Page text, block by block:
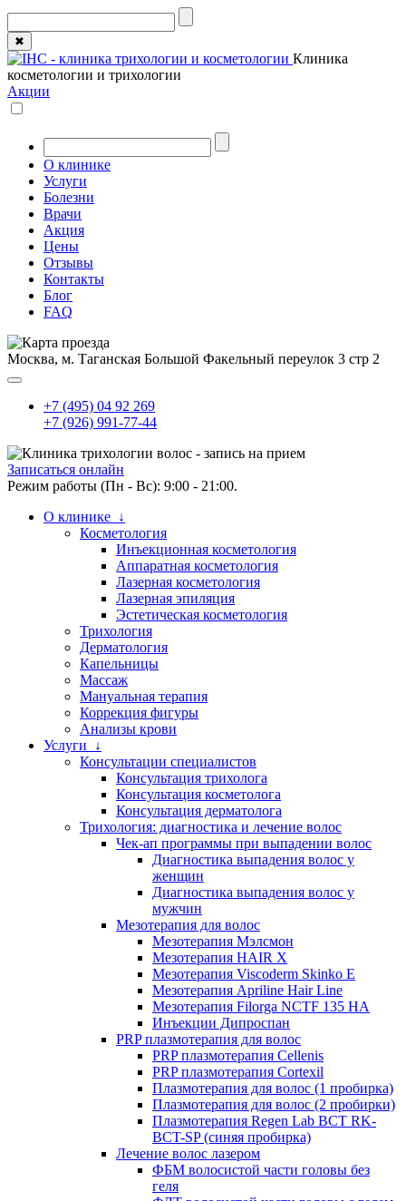
✖
Клиника
косметологии и трихологии
Акции
О клинике
Услуги
Болезни
Врачи
Акция
Цены
Отзывы
Контакты
Блог
FAQ
Москва, м. Таганская Большой Факельный переулок 3 стр 2
+7 (495) 04 92 269
+7 (926) 991-77-44
Записаться онлайн
Режим работы (Пн - Вс): 9:00 - 21:00.
О клинике ↓
Косметология
Инъекционная косметология
Аппаратная косметология
Лазерная косметология
Лазерная эпиляция
Эстетическая косметология
Трихология
Дерматология
Капельницы
Массаж
Мануальная терапия
Коррекция фигуры
Анализы крови
Услуги ↓
Консультации специалистов
Консультация трихолога
Консультация косметолога
Консультация дерматолога
Трихология: диагностика и лечение волос
Чек-ап программы при выпадении волос
Диагностика выпадения волос у
женщин
Диагностика выпадения волос у
мужчин
Мезотерапия для волос
Мезотерапия Мэлсмон
Мезотерапия HAIR X
Мезотерапия Viscoderm Skinko E
Мезотерапия Apriline Hair Line
Мезотерапия Filorga NCTF 135 HA
Инъекции Дипроспан
PRP плазмотерапия для волос
PRP плазмотерапия Cellenis
PRP плазмотерапия Cortexil
Плазмотерапия для волос (1 пробирка)
Плазмотерапия для волос (2 пробирки)
Плазмотерапия Regen Lab BCT RK-
BCT-SP (синяя пробирка)
Лечение волос лазером
ФБМ волосистой части головы без
геля